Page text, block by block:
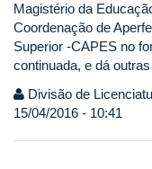
Magistério da
Coordenação de
Superior -CAPES no
continuada, e dá
Divisão de
15/04/2016 - 10:41